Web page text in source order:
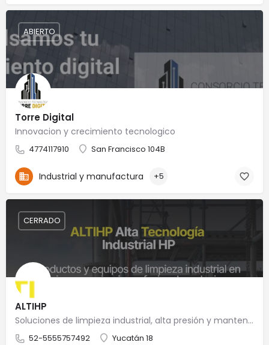
Torre Digital
Innovacion y crecimiento tecnologico
4774117910 San Francisco 104B
ABIERTO
Industrial y manufactura +5
ALTIHP
Soluciones de limpieza industrial, alta presión y mantenimiento especializado
52-5555757492 Yucatán 18
CERRADO